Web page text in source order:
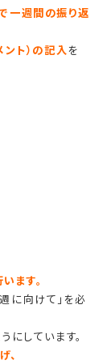
一週間の振り返
ト）の記入を
ます。
週に向けて」を必
にしています。
、